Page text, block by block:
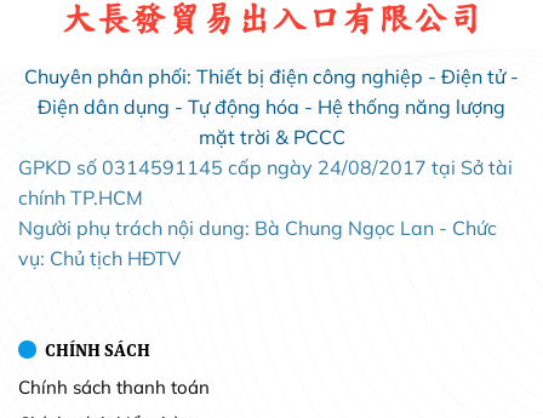
大長發貿易出入口有限公司
Chuyên phân phối: Thiết bị điện công nghiệp - Điện tử -
Điện dân dụng - Tự động hóa - Hệ thống năng lượng
mặt trời & PCCC
GPKD số 0314591145 cấp ngày 24/08/2017 tại Sở tài
chính TP.HCM
Người phụ trách nội dung: Bà Chung Ngọc Lan - Chức
vụ: Chủ tịch HĐTV
CHÍNH SÁCH
Chính sách thanh toán